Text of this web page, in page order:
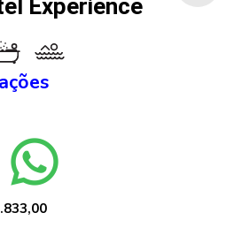
Experience